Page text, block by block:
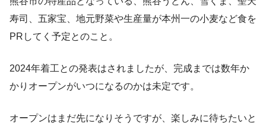
寿司、五家宝、地元野菜や生産量が本州一の小麦など食を
PRしてく予定とのこと。
2024年着工との発表はされましたが、完成までは数年か
かりオープンがいつになるのかは未定です。
オープンはまだ先になりそうですが、楽しみに待ちたいと